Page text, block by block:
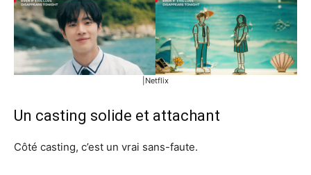
|Netflix
Un casting solide et attachant
Côté casting, c’est un vrai sans-faute.